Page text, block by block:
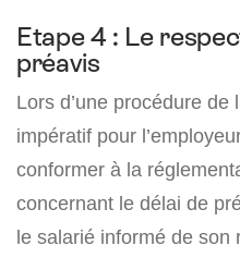
Etape 4 : Le
préavis
Lors d’une procédure de
impératif pour
conformer à la
concernant le délai de
le salarié informé de son